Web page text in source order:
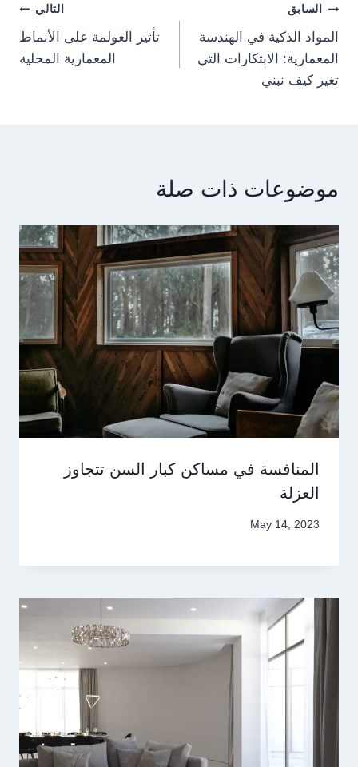
Post
navigation
السابق
المواد الذكية في الهندسة
المعمارية: الابتكارات التي
تغير كيف نبني
التالي
تأثير العولمة على الأنماط
المعمارية المحلية
موضوعات ذات صلة
المنافسة في مساكن كبار السن تتجاوز
العزلة
May 14, 2023